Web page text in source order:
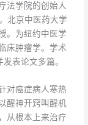
法学院的创始人
北京中医药大学
。为纽约中医学
床肿瘤学。学术
表论文多篇。
对癌症病人寒热
醒神开窍叫醒机
从根本上来治疗